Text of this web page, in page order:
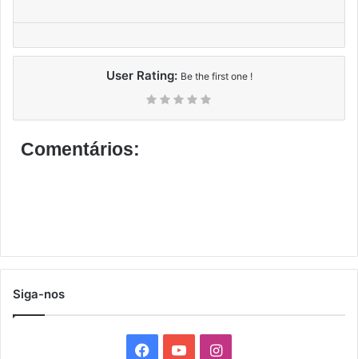
User Rating: Be the first one !
Comentários:
Siga-nos
I